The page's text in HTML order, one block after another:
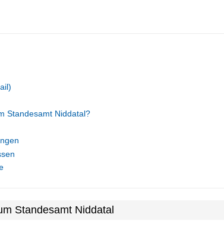
Standesamt Niddatal?
Standesamt Niddatal